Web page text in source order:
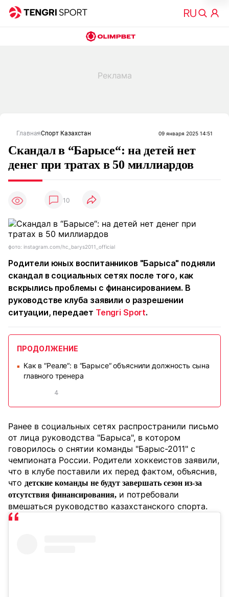
ГлавнаяСпорт Казахстан 09 января 2025 14:51
Скандал в “Барысе“: на детей нет
денег при тратах в 50 миллиардов
10
фото: instagram.com/hc_barys2011_official
Родители юных воспитанников "Барыса" подняли
скандал в социальных сетях после того, как
вскрылись проблемы с финансированием. В
руководстве клуба заявили о разрешении
ситуации, передает Tengri Sport.
ПРОДОЛЖЕНИЕ
■
Как в “Реале“: в “Барысе“ объяснили должность сына
главного тренера
4
Ранее в социальных сетях распространили письмо
от лица руководства "Барыса", в котором
говорилось о снятии команды "Барыс-2011" с
чемпионата России. Родители хоккеистов заявили,
что в клубе поставили их перед фактом, объяснив,
что детские команды не будут завершать сезон из-за
отсутствия финансирования, и потребовали
вмешаться руководство казахстанского спорта.